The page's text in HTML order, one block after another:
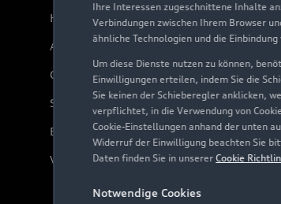
Ihre Interessen zugeschnittene Inhalte
Verbindungen zwischen Ihrem Browser
ähnliche Technologien und die
Um diese Dienste nutzen zu können,
Einwilligungen erteilen, indem Sie die
Sie keinen der Schieberegler anklicken,
verpflichtet, in die Verwendung von
Cookie-Einstellungen anhand der unten
Widerruf der Einwilligung beachten Sie
Daten finden Sie in unsererCookie
Notwendige Cookies
Häufige Fragen (FAQ)
Audi Online Beratung
Online-Terminvereinbarung
Servicekontakt
Bordbuch & Bedienungsanleitungen
Verträge kündigen